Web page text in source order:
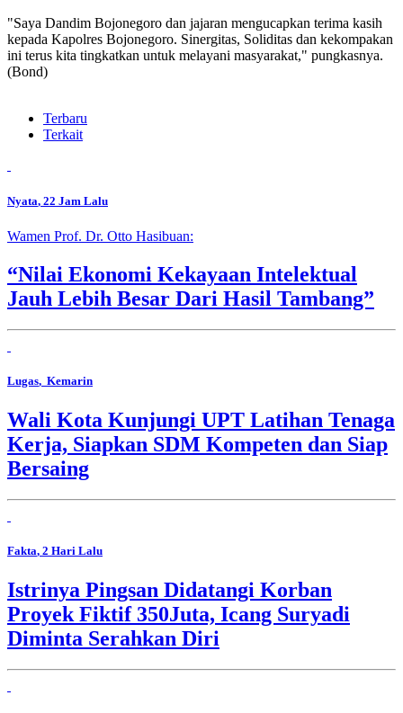
"Saya Dandim Bojonegoro dan jajaran mengucapkan terima kasih
kepada Kapolres Bojonegoro. Sinergitas, Soliditas dan kekompakan
ini terus kita tingkatkan untuk melayani masyarakat," pungkasnya.
(Bond)
Terbaru
Terkait
Nyata, 22 Jam Lalu
Wamen Prof. Dr. Otto Hasibuan:
“Nilai Ekonomi Kekayaan Intelektual
Jauh Lebih Besar Dari Hasil Tambang”
Lugas, Kemarin
Wali Kota Kunjungi UPT Latihan Tenaga
Kerja, Siapkan SDM Kompeten dan Siap
Bersaing
Fakta, 2 Hari Lalu
Istrinya Pingsan Didatangi Korban
Proyek Fiktif 350Juta, Icang Suryadi
Diminta Serahkan Diri